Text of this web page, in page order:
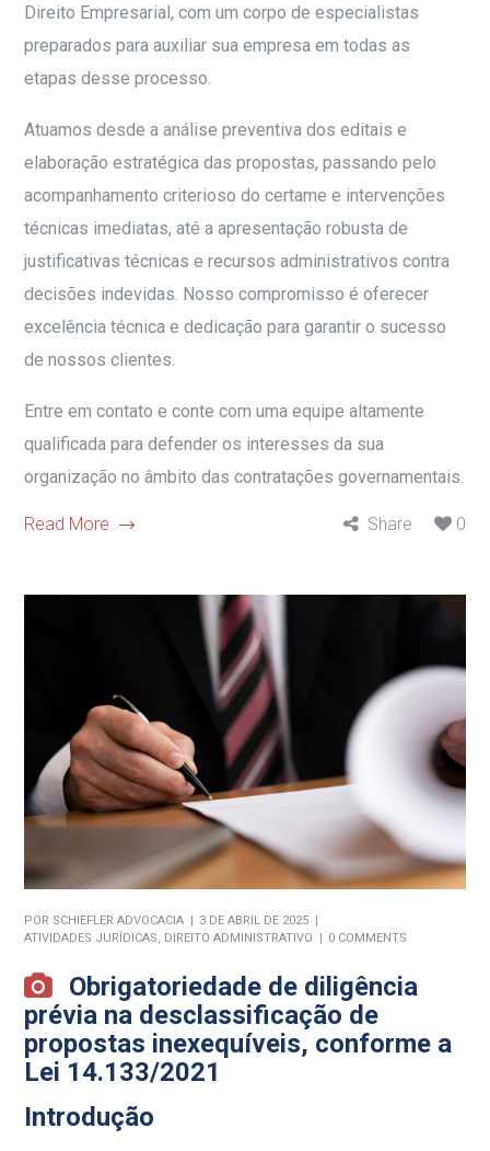
Direito Empresarial, com um corpo de especialistas
preparados para auxiliar sua empresa em todas as
etapas desse processo.
Atuamos desde a análise preventiva dos editais e
elaboração estratégica das propostas, passando pelo
acompanhamento criterioso do certame e intervenções
técnicas imediatas, até a apresentação robusta de
justificativas técnicas e recursos administrativos contra
decisões indevidas. Nosso compromisso é oferecer
excelência técnica e dedicação para garantir o sucesso
de nossos clientes.
Entre em contato e conte com uma equipe altamente
qualificada para defender os interesses da sua
organização no âmbito das contratações governamentais.
Read More Share 0
POR SCHIEFLER ADVOCACIA
3 DE ABRIL DE 2025
ATIVIDADES JURÍDICAS, DIREITO ADMINISTRATIVO 0 COMMENTS
Obrigatoriedade de diligência
prévia na desclassificação de
propostas inexequíveis, conforme a
Lei 14.133/2021
Introdução